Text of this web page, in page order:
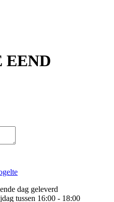
EEND
dag geleverd
tussen 16:00 - 18:00